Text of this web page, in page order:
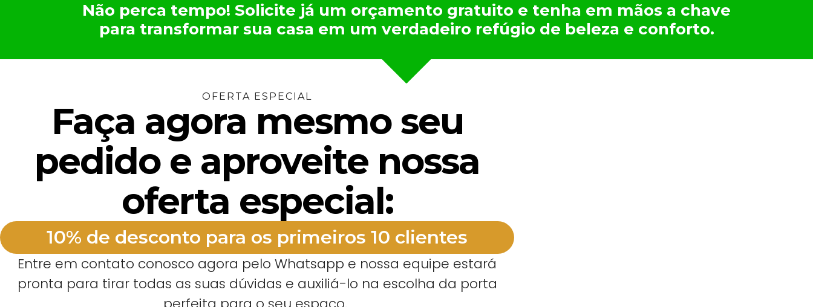
Não perca tempo! Solicite já um orçamento gratuito e tenha em mãos a chave
para transformar sua casa em um verdadeiro refúgio de beleza e conforto.
OFERTA ESPECIAL
Faça agora mesmo seu
pedido e aproveite nossa
oferta especial:
10% de desconto para os primeiros 10 clientes
Entre em contato conosco agora pelo Whatsapp e nossa equipe estará
pronta para tirar todas as suas dúvidas e auxiliá-lo na escolha da porta